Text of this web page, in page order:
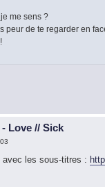
me sens ?
peur de te regarder en
Love // Sick
les sous-titres :